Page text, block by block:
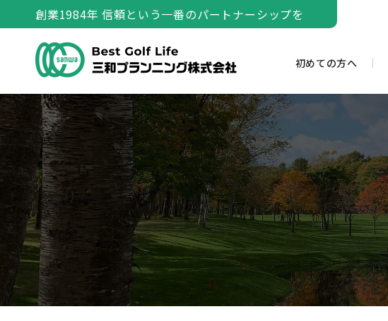
創業1984年 信頼という一番のパートナーシップを
初めての方へ